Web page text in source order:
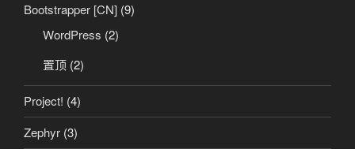
Bootstrapper [CN] (9)
WordPress (2)
置顶 (2)
Project! (4)
Zephyr (3)